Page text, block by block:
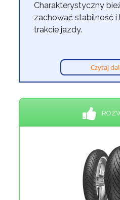
Charakterystyczny
zachować stabilność
trakcie jazdy.
Czytaj